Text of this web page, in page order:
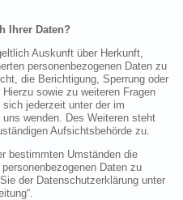
Ihrer Daten?
Auskunft über Herkunft,
personenbezogenen Daten zu
die Berichtigung, Sperrung oder
sowie zu weiteren Fragen
jederzeit unter der im
wenden. Des Weiteren steht
Aufsichtsbehörde zu.
bestimmten Umständen die
Daten zu
der Datenschutzerklärung unter